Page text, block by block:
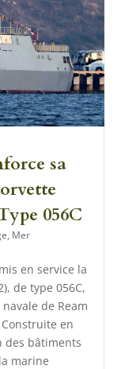
sa
056C
, Mer
en service la
de type 056C,
de Ream
en
des bâtiments
marine